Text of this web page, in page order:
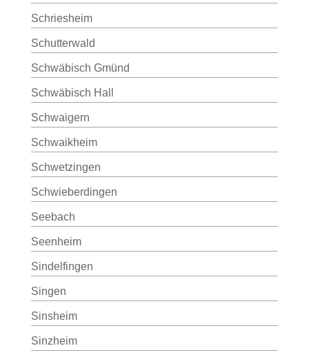
Schriesheim
Schutterwald
Schwäbisch Gmünd
Schwäbisch Hall
Schwaigern
Schwaikheim
Schwetzingen
Schwieberdingen
Seebach
Seenheim
Sindelfingen
Singen
Sinsheim
Sinzheim